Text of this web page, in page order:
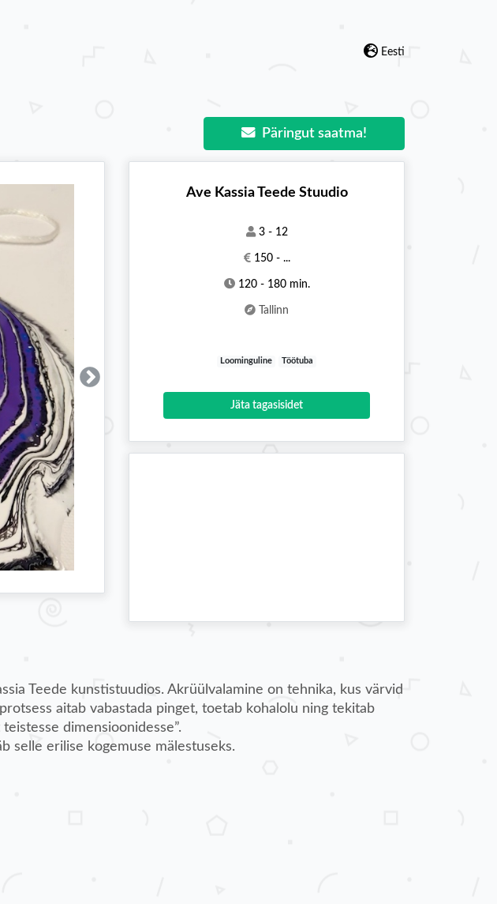
Eesti
Päringut saatma!
Ave Kassia Teede Stuudio
3 - 12
150 - ...
120 - 180 min.
Tallinn
Loominguline Töötuba
Jäta tagasisidet
Teede kunstistuudios. Akrüülvalamine on tehnika, kus värvid
aitab vabastada pinget, toetab kohalolu ning tekitab
dimensioonidesse”.
selle erilise kogemuse mälestuseks.